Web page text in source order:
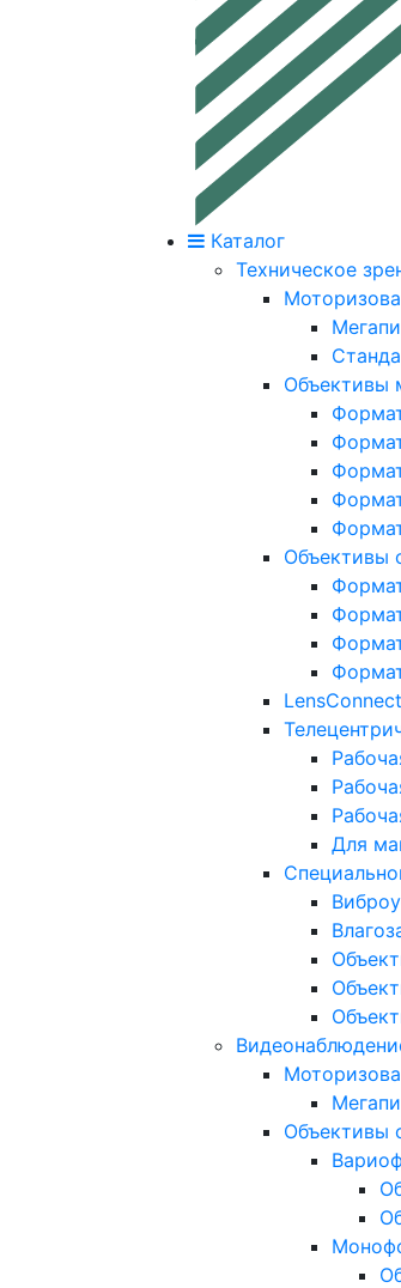
Каталог
Техническое
Объективы
Объективы
LensConnect
Для
Объективы